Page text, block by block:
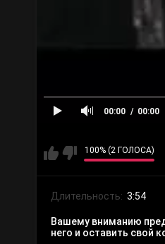
00:00 00:00
100% (2 ГОЛОСА)
Длительность: 3:54
Вашему вниманию
него и оставить свой